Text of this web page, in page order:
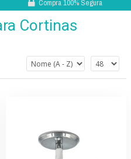
Compra 100% Segura
Cortinas